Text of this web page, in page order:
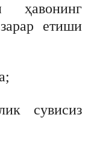
етиши
сувисиз